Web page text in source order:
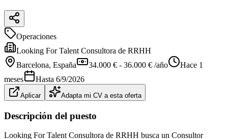
Operaciones
Looking For Talent Consultora de RRHH
Barcelona, España 34.000 € - 36.000 € /año
Hace 1
meses
Hasta 6/9/2026
Aplicar Adapta mi CV a esta oferta
Descripción del puesto
Looking For Talent Consultora de RRHH busca un Consultor